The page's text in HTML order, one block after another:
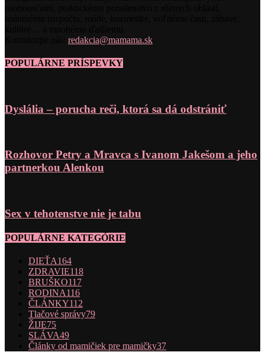
redakcia@mamama.sk
POPULÁRNE PRÍSPEVKY
Dyslália – porucha reči, ktorá sa dá odstrániť
Rozhovor Petry a Mravca s Ivanom Jakešom a jeho
partnerkou Alenkou
Sex v tehotenstve nie je tabu
POPULÁRNE KATEGÓRIE
DIEŤA164
ZDRAVIE118
BRUŠKO117
RODINA116
ČLÁNKY112
Tlačové správy79
ŽIJE75
SLÁVA49
Články od mamičiek pre mamičky37